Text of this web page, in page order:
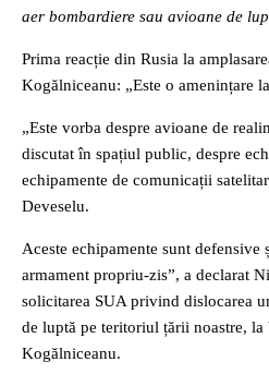
aer bombardiere sau avioane de
Prima reacție din Rusia la
Kogălniceanu: „Este o amenințare
„Este vorba despre avioane de
discutat în spațiul public, despre
echipamente de comunicații
Deveselu.
Aceste echipamente sunt defensive
armament propriu-zis”, a declarat
solicitarea SUA privind dislocarea
de luptă pe teritoriul țării noastre, la
Kogălniceanu.